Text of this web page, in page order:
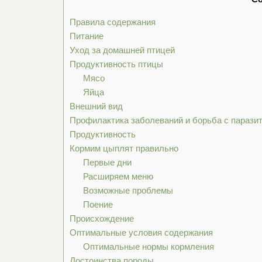
Правила содержания
Питание
Уход за домашней птицей
Продуктивность птицы
Мясо
Яйца
Внешний вид
Профилактика заболеваний и борьба с
Продуктивность
Кормим цыплят правильно
Первые дни
Расширяем меню
Возможные проблемы
Поение
Происхождение
Оптимальные условия содержания
Оптимальные нормы кормления